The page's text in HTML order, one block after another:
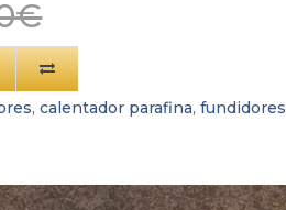
,calentador parafina,fundidores